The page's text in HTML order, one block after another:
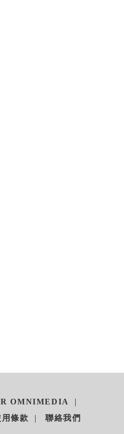
OMNIMEDIA
條款
聯絡我們